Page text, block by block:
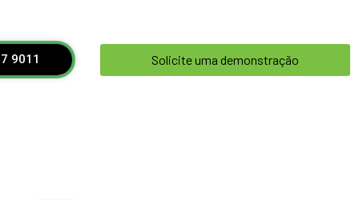
9011‎ ‎ ‎ ‎ ‎ ‎ ‎ ‎ ‎ ‎ ‎ ‎ ‎ ‎ ‎ ‎ ‎ Solicite uma demonstração‎ ‎ ‎ ‎ ‎ ‎ ‎ ‎ ‎ ‎ ‎ ‎ ‎ ‎ ‎ ‎ ‎